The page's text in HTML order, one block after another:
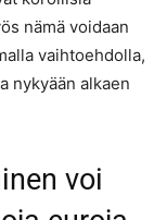
nämä voidaan
vaihtoehdolla,
nykyään alkaen
voi